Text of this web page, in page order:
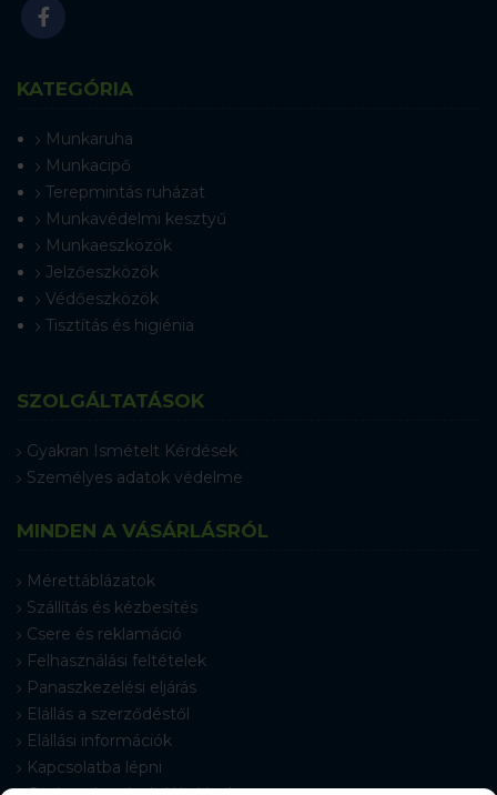
KATEGÓRIA
Munkaruha
Munkacipő
Terepmintás ruházat
Munkavédelmi kesztyű
Munkaeszközök
Jelzőeszközök
Védőeszközök
Tisztítás és higiénia
SZOLGÁLTATÁSOK
Gyakran Ismételt Kérdések
Személyes adatok védelme
MINDEN A VÁSÁRLÁSRÓL
Mérettáblázatok
Szállítás és kézbesítés
Csere és reklamáció
Felhasználási feltételek
Panaszkezelési eljárás
Elállás a szerződéstől
Elállási információk
Kapcsolatba lépni